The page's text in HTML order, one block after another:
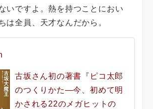
いですよ。熱を持つことにおい
は全員、天才なんだから。
古坂さん初の著書『ピコ太郎
のつくりかた―今、初めて明
かされる22のメガヒットの